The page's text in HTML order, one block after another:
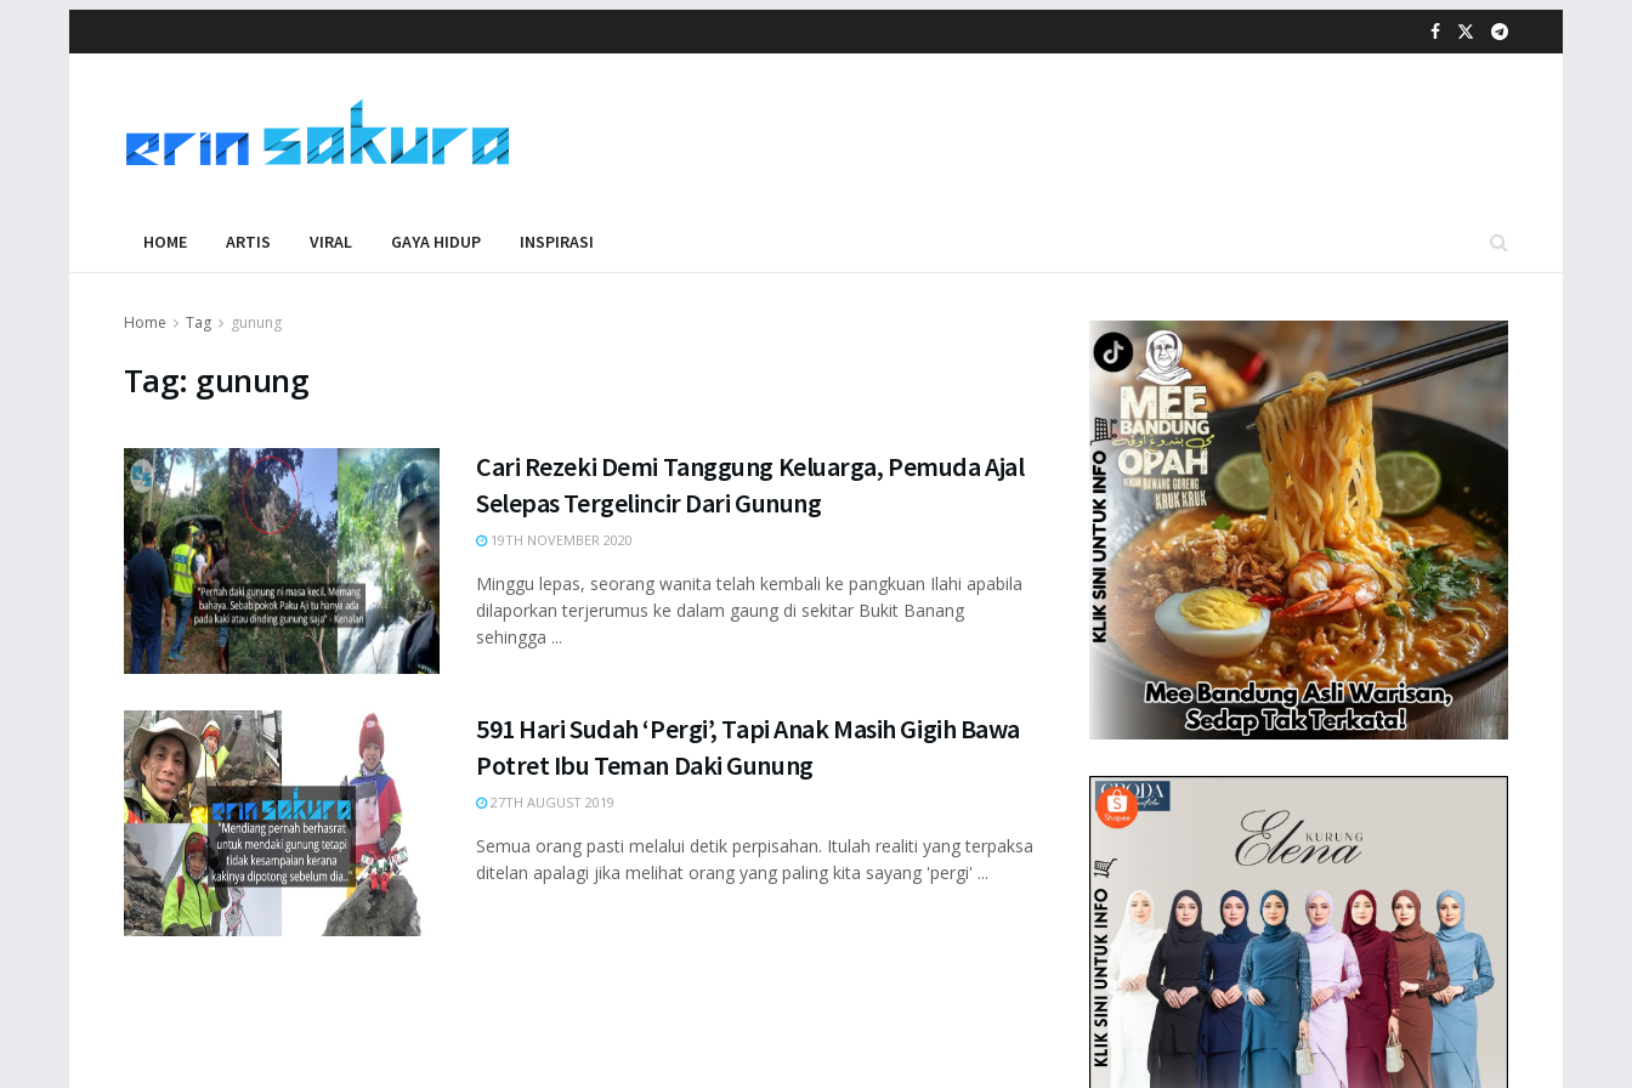
HOME ARTIS VIRAL GAYA HIDUP INSPIRASI
Home Tag gunung
Tag: gunung
Cari Rezeki Demi Tanggung Keluarga, Pemuda Ajal
Selepas Tergelincir Dari Gunung
19TH NOVEMBER 2020
Minggu lepas, seorang wanita telah kembali ke pangkuan Ilahi apabila
dilaporkan terjerumus ke dalam gaung di sekitar Bukit Banang
sehingga ...
591 Hari Sudah ‘Pergi’, Tapi Anak Masih Gigih Bawa
Potret Ibu Teman Daki Gunung
27TH AUGUST 2019
Semua orang pasti melalui detik perpisahan. Itulah realiti yang terpaksa
ditelan apalagi jika melihat orang yang paling kita sayang 'pergi' ...